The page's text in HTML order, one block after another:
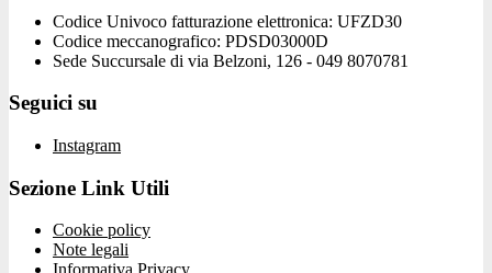
Codice Univoco fatturazione elettronica: UFZD30
Codice meccanografico: PDSD03000D
Sede Succursale di via Belzoni, 126 - 049 8070781
Seguici su
Instagram
Sezione Link Utili
Cookie policy
Note legali